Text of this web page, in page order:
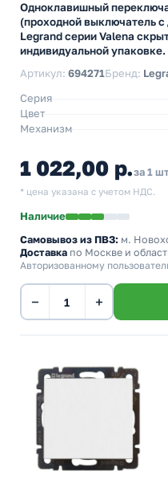
Одноклавишный
(проходной выключатель
Legrand серии Valena
индивидуальной
Артикул: 694271Бренд:
Серия
Цвет
Механизм
1 022,00 р.за 1
* цена указана с учетом НДС.
Наличие
Самовывоз из ПВЗ: м.
Доставка по Москве и
Авторизованному
− +